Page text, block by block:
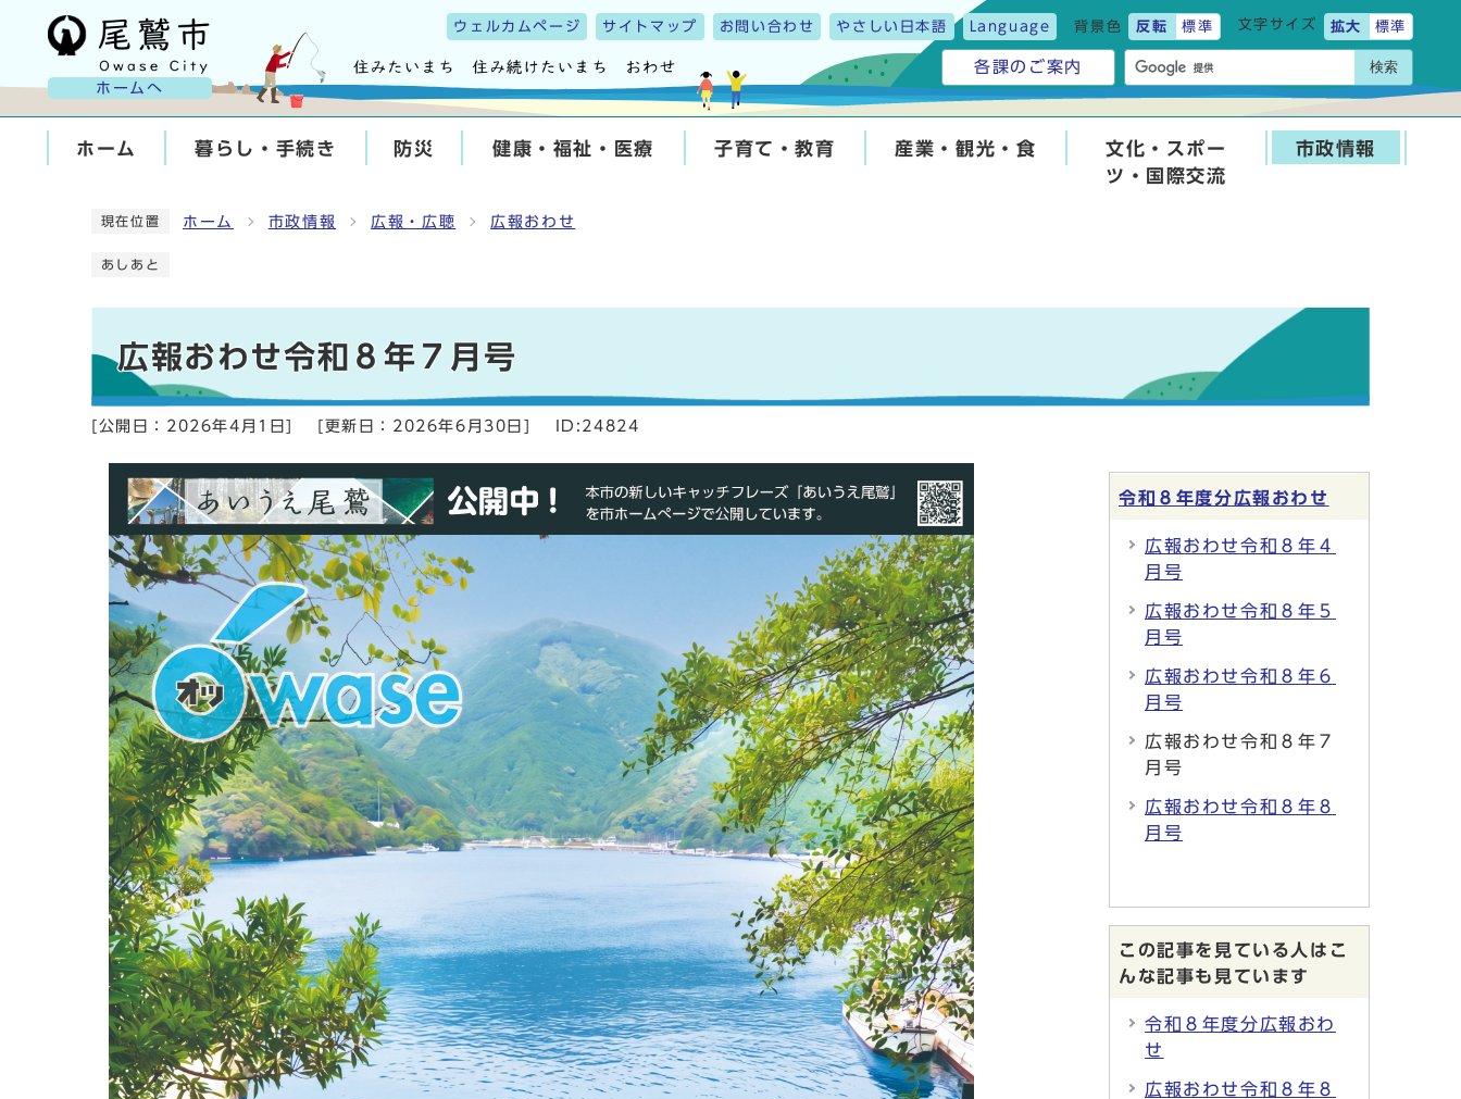
ホームへ
ウェルカムページ サイトマップ お問い合わせ やさしい日本語 Language 背景色 反転 標準 文字サイズ 拡大 標準
各課のご案内 検索
ホーム 暮らし・手続き 防災 健康・福祉・医療 子育て・教育 産業・観光・食
文化・スポー
ツ・国際交流
市政情報
現在位置 ホーム 市政情報 広報・広聴 広報おわせ
あしあと
広報おわせ令和８年７月号
[公開日： 2026年4月1日 [更新日： 2026年6月30日 ID:24824
令和８年度分広報おわせ
広報おわせ令和８年４
月号
広報おわせ令和８年５
月号
広報おわせ令和８年６
月号
広報おわせ令和８年７
月号
広報おわせ令和８年８
月号
この記事を見ている人はこ
んな記事も見ています
令和８年度分広報おわ
せ
広報おわせ令和８年８